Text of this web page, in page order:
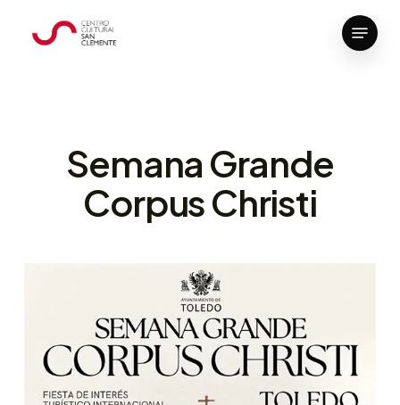
Menu
Semana Grande
Corpus Christi
Close